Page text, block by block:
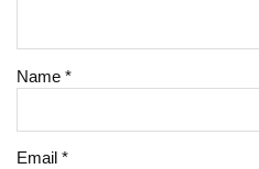
Name*
Email*